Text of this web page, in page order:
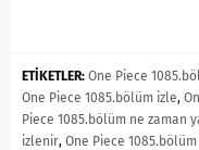
ETİKETLER: One Piece
One Piece 1085.bölüm izle,
Piece 1085.bölüm ne zaman
izlenir, One Piece